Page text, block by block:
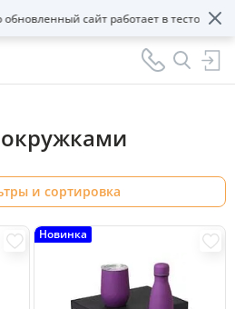
сайт работает в тестовом
и сортировка
Новинка